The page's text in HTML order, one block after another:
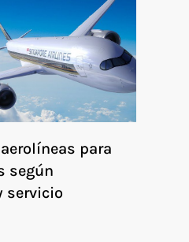
para
según
servicio